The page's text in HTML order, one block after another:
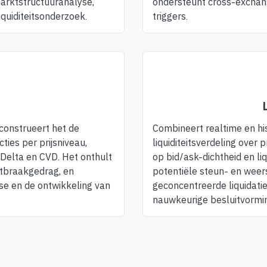
triggers.
het de
per prijsniveau,
en CVD. Het onthult
en
en de ontwikkeling van
Combineert realtime en
liquiditeitsverdeling over
op bid/ask-dichtheid en
potentiële steun- en
geconcentreerde
nauwkeurige